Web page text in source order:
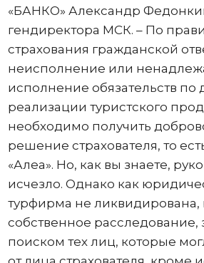
«БАНКО» Александр
гендиректора МСК. – По
страхования гражданской
неисполнение или
исполнение обязательств по
реализации туристского
необходимо получить
решение страхователя, то
«Алеа». Но, как вы знаете,
исчезло. Однако как
турфирма не
собственное расследование,
поиском тех лиц, которые